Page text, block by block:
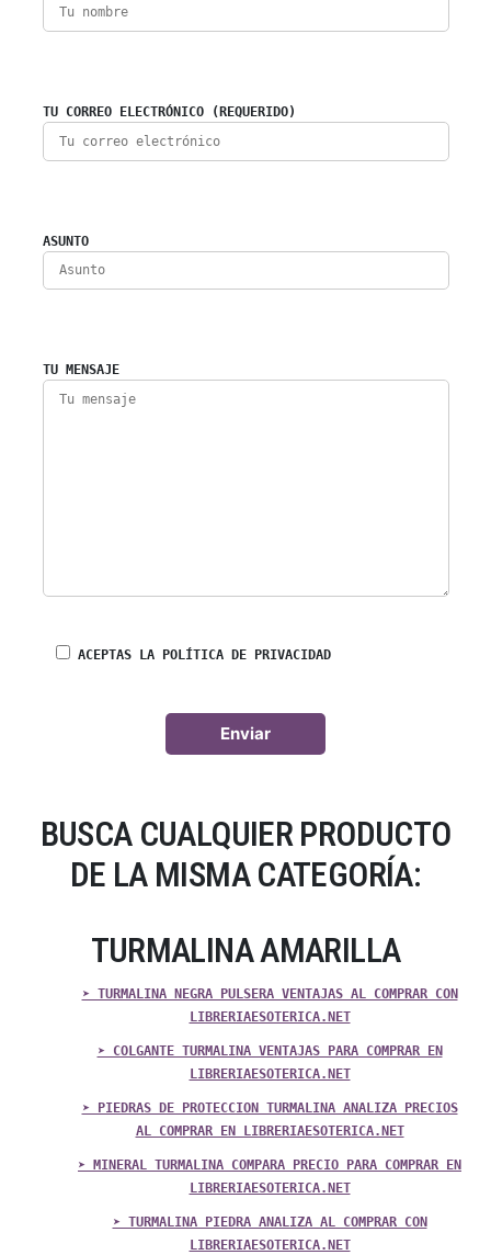
TU CORREO ELECTRÓNICO (REQUERIDO)
ASUNTO
TU MENSAJE
ACEPTAS LA POLÍTICA DE PRIVACIDAD
BUSCA CUALQUIER PRODUCTO
DE LA MISMA CATEGORÍA:
TURMALINA AMARILLA
➤ TURMALINA NEGRA PULSERA VENTAJAS AL COMPRAR CON
LIBRERIAESOTERICA.NET
➤ COLGANTE TURMALINA VENTAJAS PARA COMPRAR EN
LIBRERIAESOTERICA.NET
➤ PIEDRAS DE PROTECCION TURMALINA ANALIZA PRECIOS
AL COMPRAR EN LIBRERIAESOTERICA.NET
➤ MINERAL TURMALINA COMPARA PRECIO PARA COMPRAR EN
LIBRERIAESOTERICA.NET
➤ TURMALINA PIEDRA ANALIZA AL COMPRAR CON
LIBRERIAESOTERICA.NET